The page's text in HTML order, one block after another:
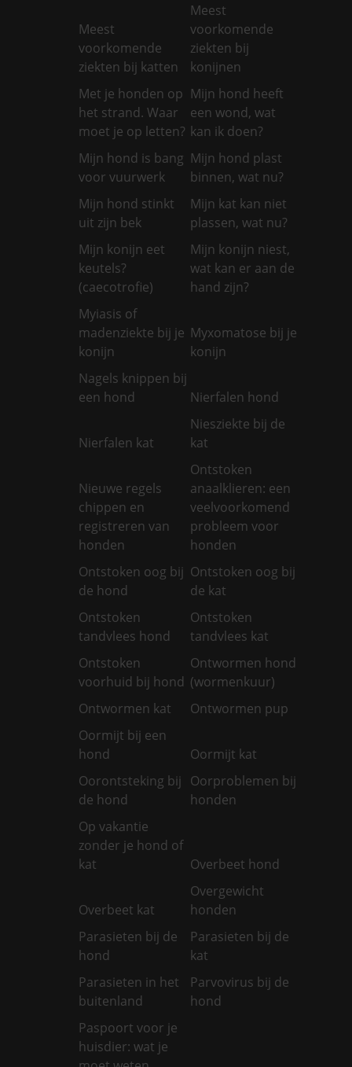
Meest
voorkomende
ziekten bij katten
Meest
voorkomende
ziekten bij
konijnen
Met je honden op
het strand. Waar
moet je op letten?
Mijn hond heeft
een wond, wat
kan ik doen?
Mijn hond is bang
voor vuurwerk
Mijn hond plast
binnen, wat nu?
Mijn hond stinkt
uit zijn bek
Mijn kat kan niet
plassen, wat nu?
Mijn konijn eet
keutels?
(caecotrofie)
Mijn konijn niest,
wat kan er aan de
hand zijn?
Myiasis of
madenziekte bij je
konijn
Myxomatose bij je
konijn
Nagels knippen bij
een hond
Nierfalen hond
Nierfalen kat
Niesziekte bij de
kat
Nieuwe regels
chippen en
registreren van
honden
Ontstoken
anaalklieren: een
veelvoorkomend
probleem voor
honden
Ontstoken oog bij
de hond
Ontstoken oog bij
de kat
Ontstoken
tandvlees hond
Ontstoken
tandvlees kat
Ontstoken
voorhuid bij hond
Ontwormen hond
(wormenkuur)
Ontwormen kat
Ontwormen pup
Oormijt bij een
hond
Oormijt kat
Oorontsteking bij
de hond
Oorproblemen bij
honden
Op vakantie
zonder je hond of
kat
Overbeet hond
Overbeet kat
Overgewicht
honden
Parasieten bij de
hond
Parasieten bij de
kat
Parasieten in het
buitenland
Parvovirus bij de
hond
Paspoort voor je
huisdier: wat je